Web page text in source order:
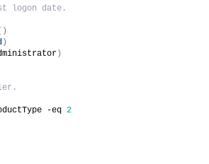
logon date.
)
)
-eq 2